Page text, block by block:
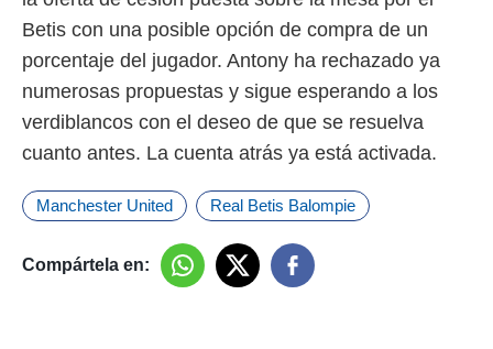
e
mediante
publicidad
publicidad
Betis con una posible opción de compra de un
porcentaje del jugador. Antony ha rechazado ya
numerosas propuestas y sigue esperando a los
verdiblancos con el deseo de que se resuelva
cuanto antes. La cuenta atrás ya está activada.
Manchester United Real Betis Balompie
Compártela en: